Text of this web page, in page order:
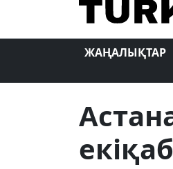
ЖАҢАЛЫҚТАР